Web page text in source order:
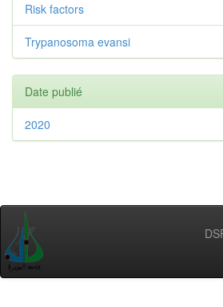
Risk factors
Trypanosoma evansi
Date publié
2020